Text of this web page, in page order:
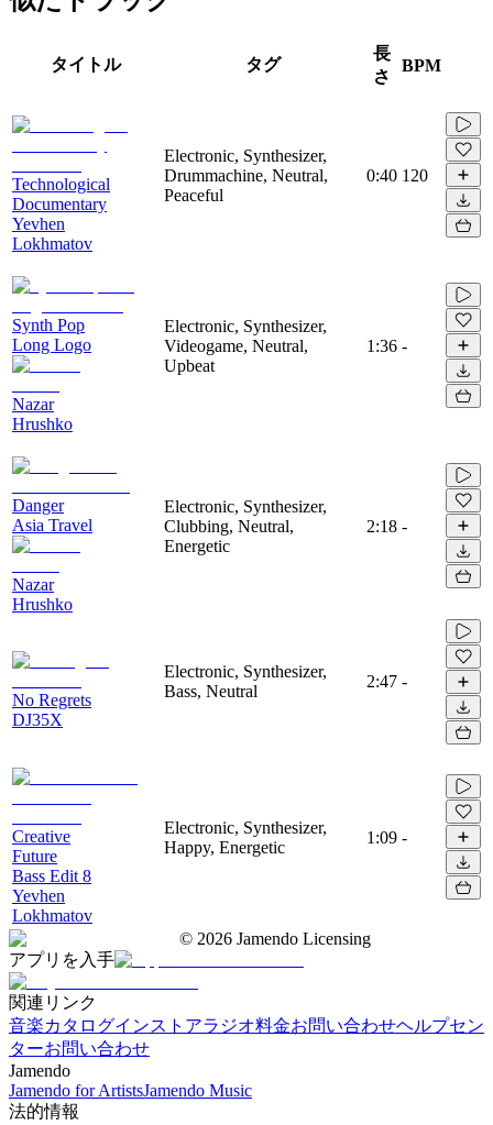
タイトル タグ
長
さ
BPM
Technological
Documentary
Yevhen
Lokhmatov
Electronic, Synthesizer,
Drummachine, Neutral,
Peaceful
0:40 120
Synth Pop
Long Logo
Nazar
Hrushko
Electronic, Synthesizer,
Videogame, Neutral,
Upbeat
1:36 -
Danger
Asia Travel
Nazar
Hrushko
Electronic, Synthesizer,
Clubbing, Neutral,
Energetic
2:18 -
No Regrets
DJ35X
Electronic, Synthesizer,
Bass, Neutral
2:47 -
Creative
Future
Bass Edit 8
Yevhen
Lokhmatov
Electronic, Synthesizer,
Happy, Energetic
1:09 -
© 2026 Jamendo Licensing
アプリを入手
関連リンク
音楽カタログインストアラジオ料金お問い合わせヘルプセン
ターお問い合わせ
Jamendo
Jamendo for ArtistsJamendo Music
法的情報